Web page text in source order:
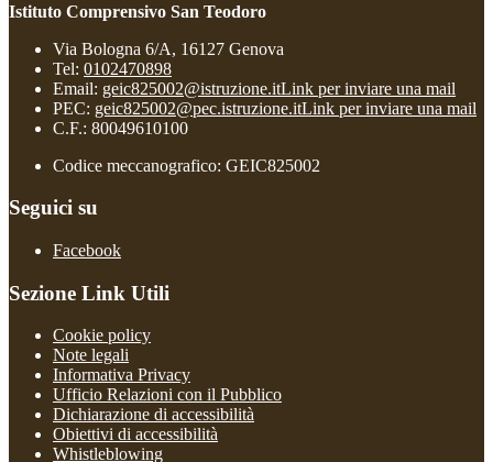
Istituto Comprensivo San Teodoro
Via Bologna 6/A, 16127 Genova
Tel: 0102470898
Email: geic825002@istruzione.itLink per inviare una mail
PEC: geic825002@pec.istruzione.itLink per inviare una mail
C.F.: 80049610100
Codice meccanografico: GEIC825002
Seguici su
Facebook
Sezione Link Utili
Cookie policy
Note legali
Informativa Privacy
Ufficio Relazioni con il Pubblico
Dichiarazione di accessibilità
Obiettivi di accessibilità
Whistleblowing